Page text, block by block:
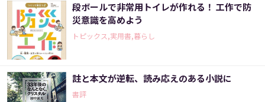
段ボールで非常用トイレが作れる！ 工作で防
災意識を高めよう
トピックス,実用書,暮らし
註と本文が逆転、読み応えのある小説に
書評